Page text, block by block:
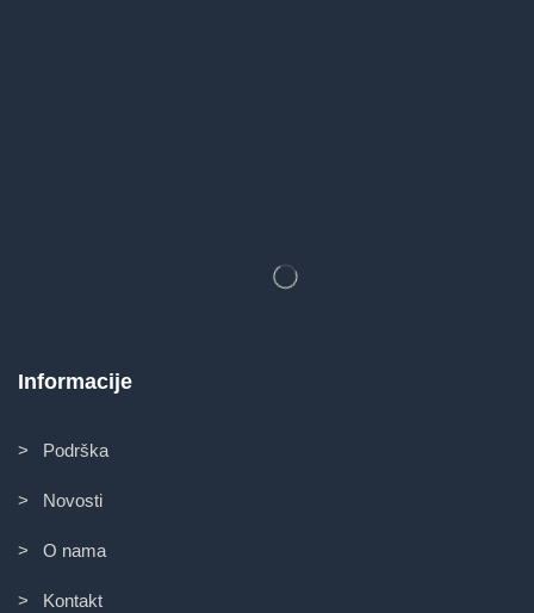
Informacije
> Podrška
> Novosti
> O nama
> Kontakt